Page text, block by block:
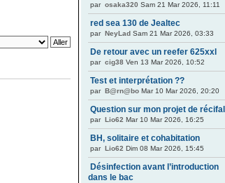
par osaka320 Sam 21 Mar 2026, 11:11
red sea 130 de Jealtec
par NeyLad Sam 21 Mar 2026, 03:33
De retour avec un reefer 625xxl
par cig38 Ven 13 Mar 2026, 10:52
Test et interprétation ??
par B@rn@bo Mar 10 Mar 2026, 20:20
Question sur mon projet de récifal
par Lio62 Mar 10 Mar 2026, 16:25
BH, solitaire et cohabitation
par Lio62 Dim 08 Mar 2026, 15:45
Désinfection avant l’introduction
dans le bac